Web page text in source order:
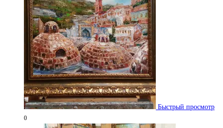
Быстрый просмотр
0